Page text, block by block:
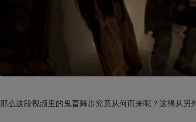
那么这段视频里的鬼畜舞步究竟从何而来呢？这得从另